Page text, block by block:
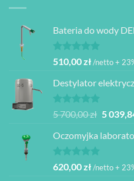
Bateria do wody
Oceniono
na 5
510,00zł/netto +
Destylator
Oceniono
na 5
5 700,00zł
700,00
5
Oczomyjka
Oceniono
na 5
620,00zł/netto +